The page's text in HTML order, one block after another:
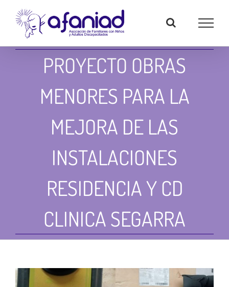
content
PROYECTO OBRAS
MENORES PARA LA
MEJORA DE LAS
INSTALACIONES
RESIDENCIA Y CD
CLINICA SEGARRA
View
Larger